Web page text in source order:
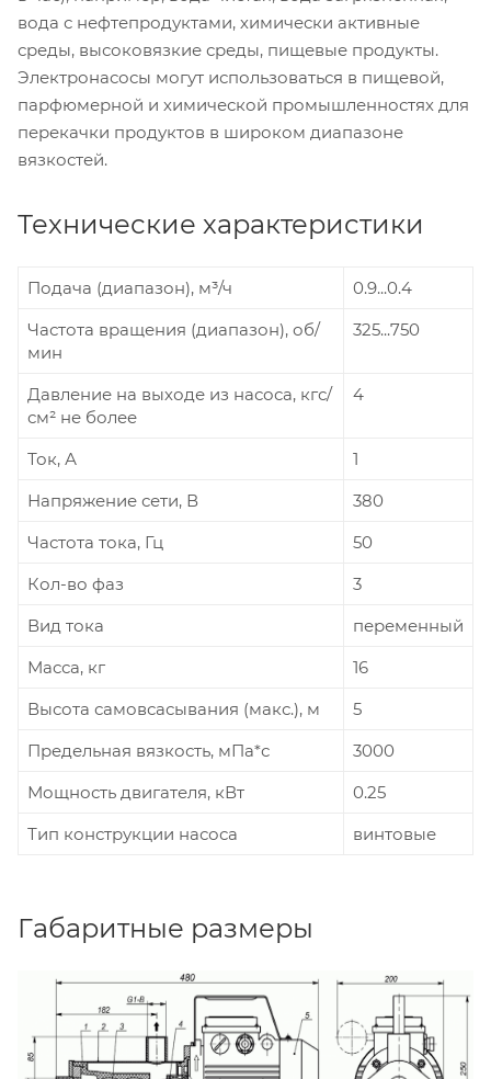
вода с нефтепродуктами, химически активные
среды, высоковязкие среды, пищевые продукты.
Электронасосы могут использоваться в пищевой,
парфюмерной и химической промышленностях для
перекачки продуктов в широком диапазоне
вязкостей.
Технические характеристики
Подача (диапазон), м³/ч
0.9...0.4
Частота вращения (диапазон), об/
мин
325...750
Давление на выходе из насоса, кгс/
см² не более
4
Ток, А
1
Напряжение сети, В
380
Частота тока, Гц
50
Кол-во фаз
3
Вид тока
переменный
Масса, кг
16
Высота самовсасывания (макс.), м
5
Предельная вязкость, мПа*с
3000
Мощность двигателя, кВт
0.25
Тип конструкции насоса
винтовые
Габаритные размеры